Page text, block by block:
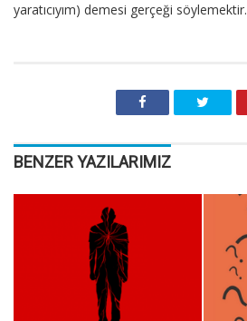
yaratıcıyım) demesi gerçeği söylemektir.
BENZER YAZILARIMIZ